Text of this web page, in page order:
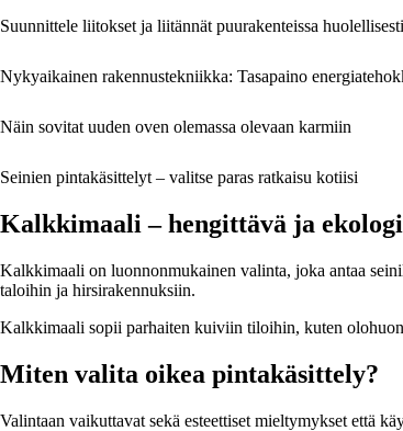
Suunnittele liitokset ja liitännät puurakenteissa huolellisesti
Nykyaikainen rakennustekniikka: Tasapaino
Näin sovitat uuden oven olemassa olevaan karmiin
Seinien pintakäsittelyt – valitse paras ratkaisu kotiisi
Kalkkimaali – hengittävä ja
Kalkkimaali on luonnonmukainen valinta, joka antaa
taloihin ja hirsirakennuksiin.
Kalkkimaali sopii parhaiten kuiviin tiloihin, kuten
Miten valita oikea pintakäsittely?
Valintaan vaikuttavat sekä esteettiset mieltymykset että